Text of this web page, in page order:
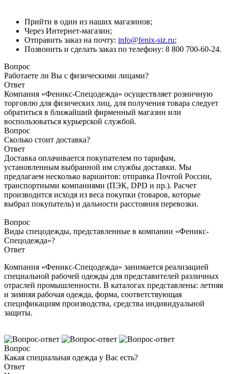
Прийти в один из наших магазинов;
Через Интернет-магазин;
Отправить заказ на почту: info@fenix-siz.ru;
Позвонить и сделать заказ по телефону: 8 800 700-60-24.
Вопрос
Работаете ли Вы с физическими лицами?
Ответ
Компания «Феникс-Спецодежда» осуществляет розничную
торговлю для физических лиц, для получения товара следует
обратиться в ближайший фирменный магазин или
воспользоваться курьерской службой.
Вопрос
Сколько стоит доставка?
Ответ
Доставка оплачивается покупателем по тарифам,
установленным выбранной им службы доставки. Мы
предлагаем несколько вариантов: отправка Почтой России,
транспортными компаниями (ПЭК, DPD и пр.). Расчет
производится исходя из веса покупки (товаров, которые
выбрал покупатель) и дальности расстояния перевозки.
Вопрос
Виды спецодежды, представленные в компании «Феникс-
Спецодежда»?
Ответ
Компания «Феникс-Спецодежда» занимается реализацией
специальной рабочей одежды для представителей различных
отраслей промышленности. В каталогах представлены: летняя
и зимняя рабочая одежда, форма, соответствующая
спецификациям производства, средства индивидуальной
защиты.
Вопрос
Какая специальная одежда у Вас есть?
Ответ